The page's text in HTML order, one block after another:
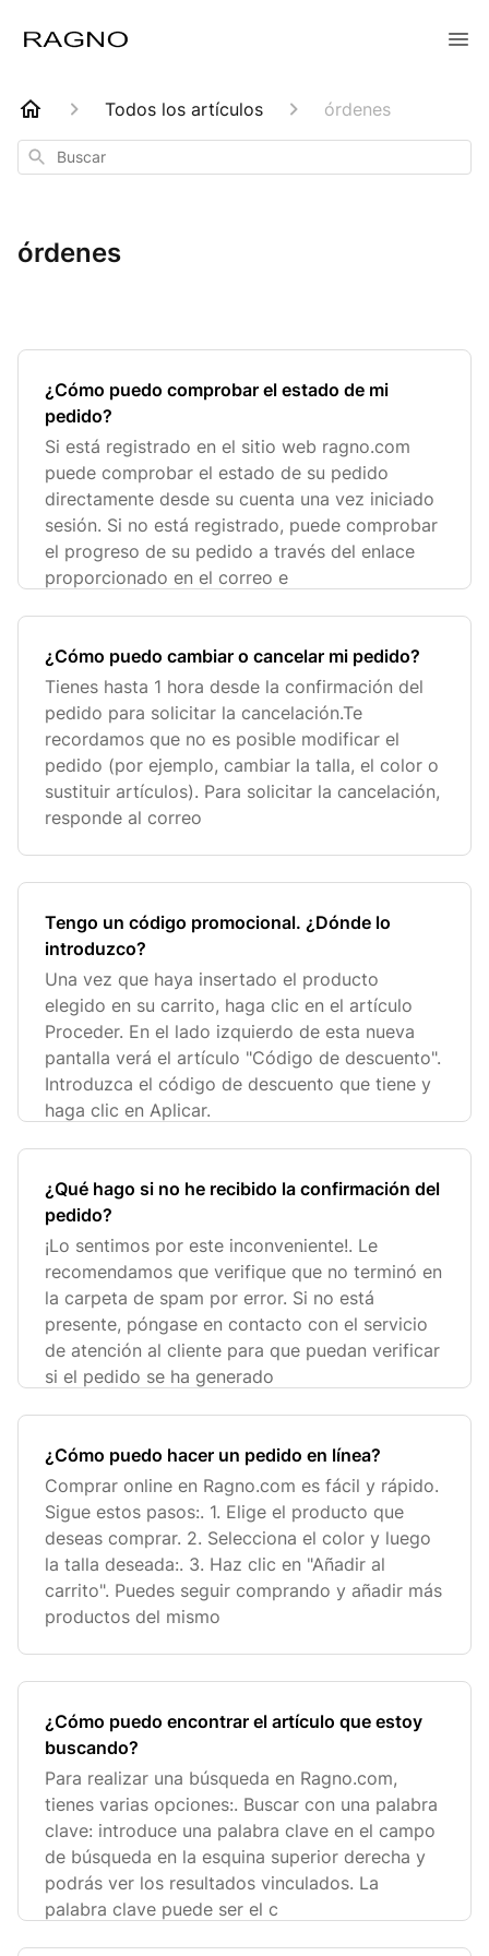
Todos los artículos órdenes
Buscar
órdenes
¿Cómo puedo comprobar el estado de mi
pedido?
Si está registrado en el sitio web ragno.com
puede comprobar el estado de su pedido
directamente desde su cuenta una vez iniciado
sesión. Si no está registrado, puede comprobar
el progreso de su pedido a través del enlace
proporcionado en el correo e
¿Cómo puedo cambiar o cancelar mi pedido?
Tienes hasta 1 hora desde la confirmación del
pedido para solicitar la cancelación.Te
recordamos que no es posible modificar el
pedido (por ejemplo, cambiar la talla, el color o
sustituir artículos). Para solicitar la cancelación,
responde al correo
Tengo un código promocional. ¿Dónde lo
introduzco?
Una vez que haya insertado el producto
elegido en su carrito, haga clic en el artículo
Proceder. En el lado izquierdo de esta nueva
pantalla verá el artículo "Código de descuento".
Introduzca el código de descuento que tiene y
haga clic en Aplicar.
¿Qué hago si no he recibido la confirmación del
pedido?
¡Lo sentimos por este inconveniente!. Le
recomendamos que verifique que no terminó en
la carpeta de spam por error. Si no está
presente, póngase en contacto con el servicio
de atención al cliente para que puedan verificar
si el pedido se ha generado
¿Cómo puedo hacer un pedido en línea?
Comprar online en Ragno.com es fácil y rápido.
Sigue estos pasos:. 1. Elige el producto que
deseas comprar. 2. Selecciona el color y luego
la talla deseada:. 3. Haz clic en "Añadir al
carrito". Puedes seguir comprando y añadir más
productos del mismo
¿Cómo puedo encontrar el artículo que estoy
buscando?
Para realizar una búsqueda en Ragno.com,
tienes varias opciones:. Buscar con una palabra
clave: introduce una palabra clave en el campo
de búsqueda en la esquina superior derecha y
podrás ver los resultados vinculados. La
palabra clave puede ser el c